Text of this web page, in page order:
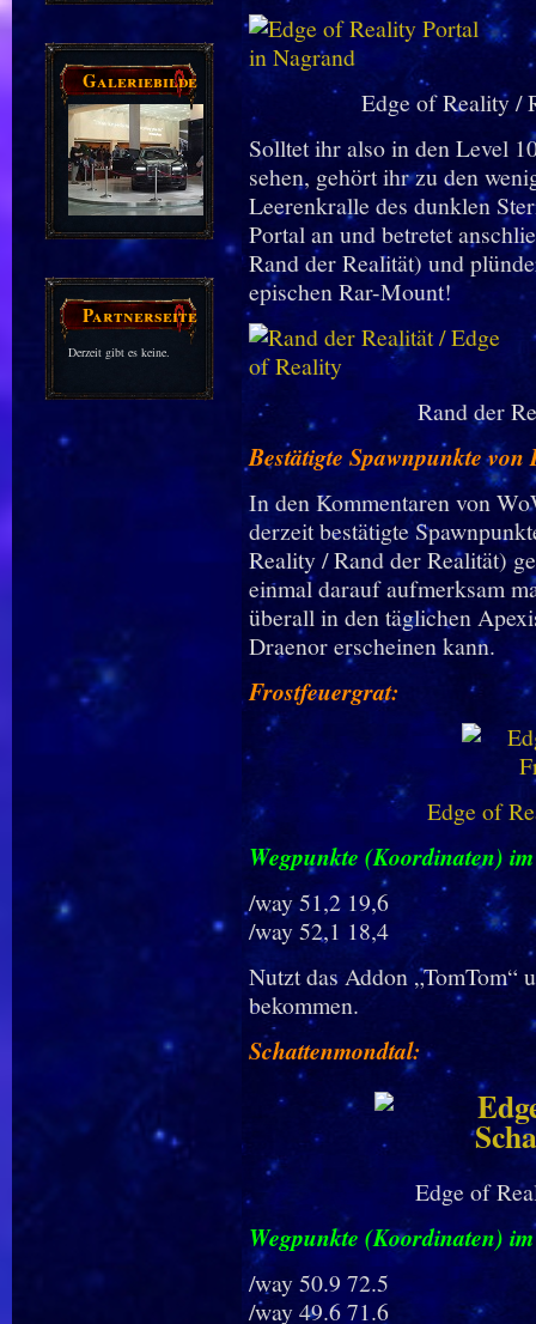
Galeriebilder
Partnerseiten
Derzeit gibt es keine.
Edge of Reality /
Solltet ihr also in den Level
sehen, gehört ihr zu den
Leerenkralle des dunklen
Portal an und betretet
Rand der Realität) und
epischen Rar-Mount!
Rand der
Bestätigte Spawnpunkte
In den Kommentaren von
derzeit bestätigte
Reality / Rand der Realität)
einmal darauf aufmerksam
überall in den täglichen
Draenor erscheinen kann.
Frostfeuergrat:
Edge of
Wegpunkte (Koordinaten)
/way 51,2 19,6
/way 52,1 18,4
Nutzt das Addon „TomTom“
bekommen.
Schattenmondtal:
Edge of
Wegpunkte (Koordinaten)
/way 50.9 72.5
/way 49.6 71.6